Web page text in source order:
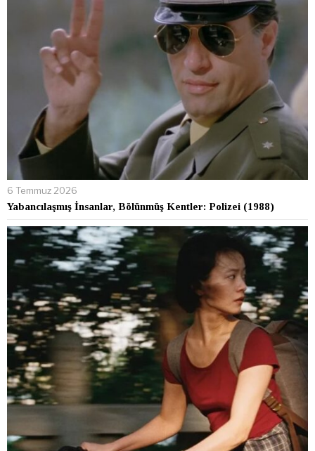
6 Temmuz 2026
Yabancılaşmış İnsanlar, Bölünmüş Kentler: Polizei (1988)